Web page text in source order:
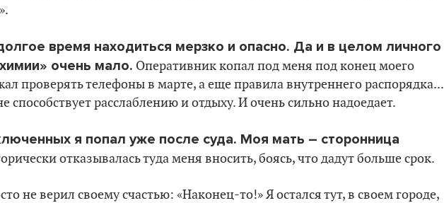
время находиться мерзко и опасно. Да и в целом личного
очень мало. Оперативник копал под меня под конец моего
проверять телефоны в марте, а еще правила внутреннего распорядка...
способствует расслаблению и отдыху. И очень сильно надоедает.
я попал уже после суда. Моя мать – сторонница
отказывалась туда меня вносить, боясь, что дадут больше срок.
не верил своему счастью: «Наконец-то!» Я остался тут, в своем городе,